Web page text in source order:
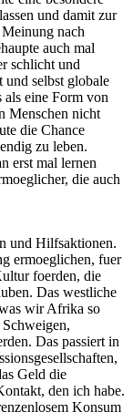
und damit zur
nach
auch mal
schlicht und
selbst globale
als eine Form von
Menschen nicht
die Chance
zu leben.
erst mal lernen
die auch
und Hilfsaktionen.
ermoeglichen, fuer
foerden, die
Das westliche
wir Afrika so
Das passiert in
Geld die
den ich habe.
Konsum